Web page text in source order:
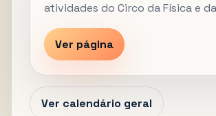
atividades do Circo da Física e
Ver página
Ver calendário geral